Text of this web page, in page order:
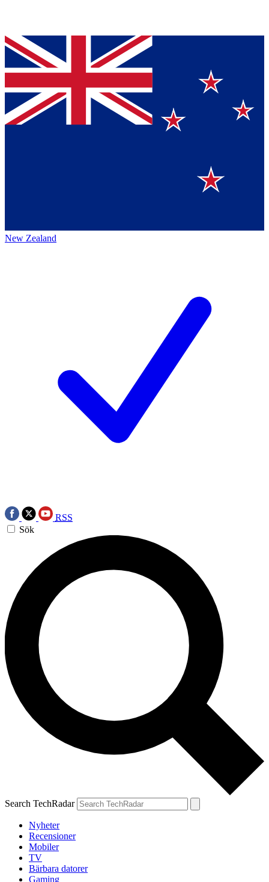
New Zealand
RSS
Sök
Search TechRadar
Nyheter
Recensioner
Mobiler
TV
Bärbara datorer
Gaming